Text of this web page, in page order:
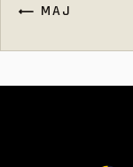
« MAJ